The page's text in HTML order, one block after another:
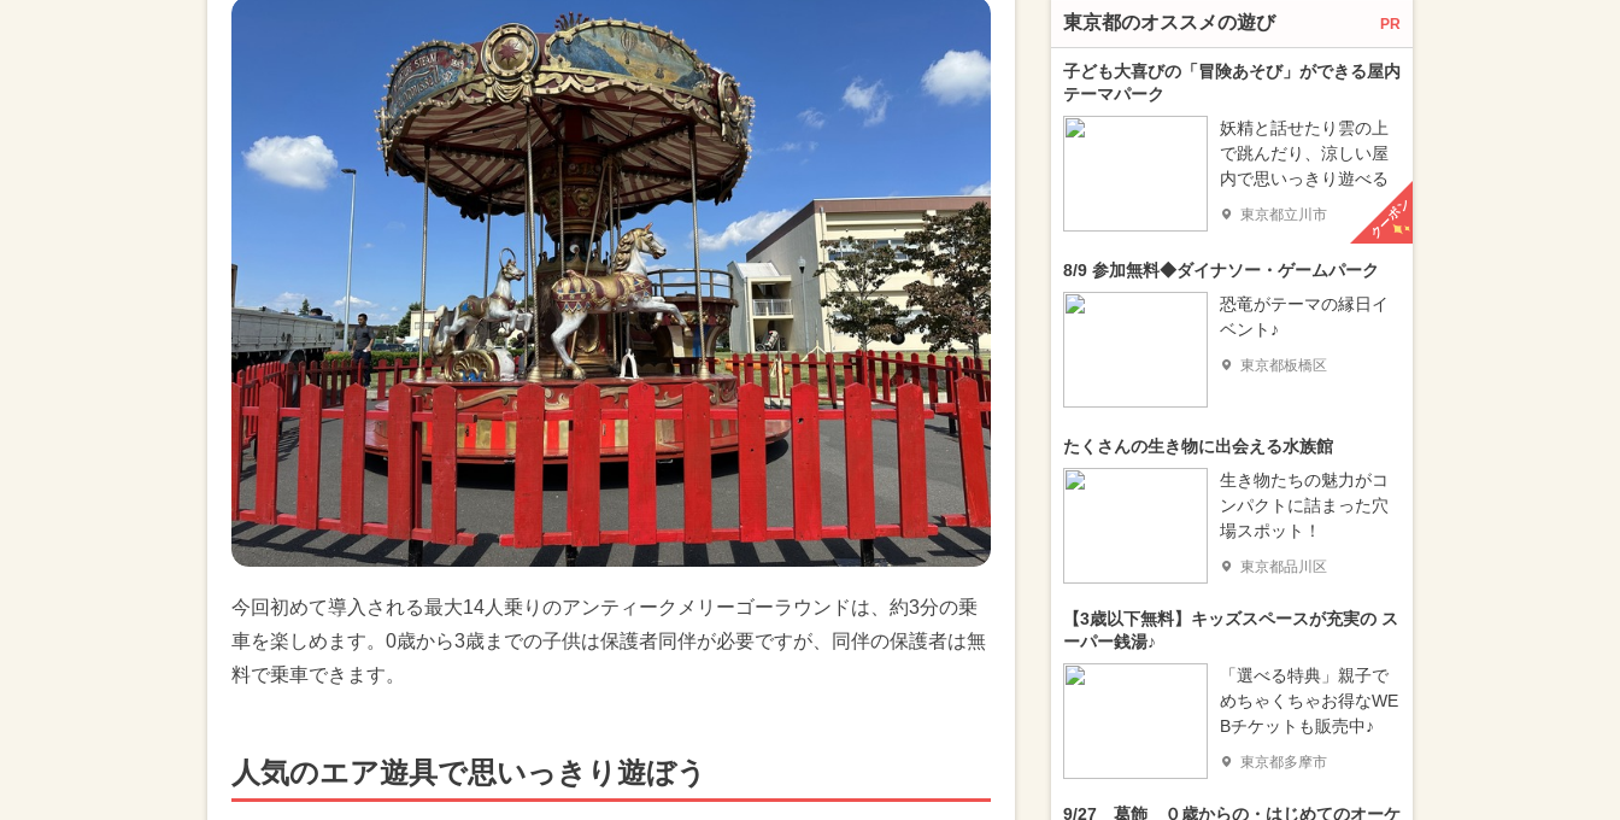
今回初めて導入される最大14人乗りのアンティークメリーゴーラウンドは、約3分の乗
車を楽しめます。0歳から3歳までの子供は保護者同伴が必要ですが、同伴の保護者は無
料で乗車できます。
人気のエア遊具で思いっきり遊ぼう
東京都のオススメの遊び PR
子ども大喜びの「冒険あそび」ができる屋内
テーマパーク
妖精と話せたり雲の上
で跳んだり、涼しい屋
内で思いっきり遊べる
東京都立川市 クーポン
8/9 参加無料◆ダイナソー・ゲームパーク
恐竜がテーマの縁日イ
ベント♪
東京都板橋区
たくさんの生き物に出会える水族館
生き物たちの魅力がコ
ンパクトに詰まった穴
場スポット！
東京都品川区
【3歳以下無料】キッズスペースが充実の ス
ーパー銭湯♪
「選べる特典」親子で
めちゃくちゃお得なWE
Bチケットも販売中♪
東京都多摩市
9/27 葛飾 ０歳からの・はじめてのオーケ